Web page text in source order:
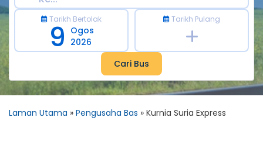
Tarikh Bertolak
9 Ogos
2026
Tarikh Pulang
Laman Utama » Pengusaha Bas » Kurnia Suria Express